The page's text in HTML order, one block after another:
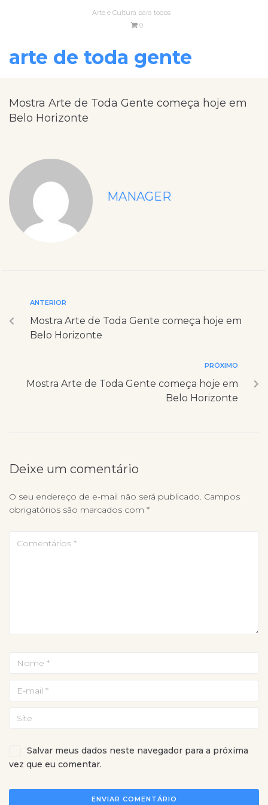
Arte e Cultura para todos
0
arte de toda gente
Mostra Arte de Toda Gente começa hoje em
Belo Horizonte
MANAGER
ANTERIOR
Mostra Arte de Toda Gente começa hoje em
Belo Horizonte
PRÓXIMO
Mostra Arte de Toda Gente começa hoje em
Belo Horizonte
Deixe um comentário
O seu endereço de e-mail não será publicado. Campos
obrigatórios são marcados com *
Salvar meus dados neste navegador para a próxima
vez que eu comentar.